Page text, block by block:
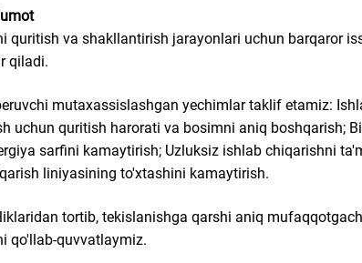
quritish va shakllantirish jarayonlari uchun barqaror
qiladi.
mutaxassislashgan yechimlar taklif etamiz:
uchun quritish harorati va bosimni aniq boshqarish;
sarfini kamaytirish; Uzluksiz ishlab chiqarishni
liniyasining to'xtashini kamaytirish.
tortib, tekislanishga qarshi aniq
qo'llab-quvvatlaymiz.